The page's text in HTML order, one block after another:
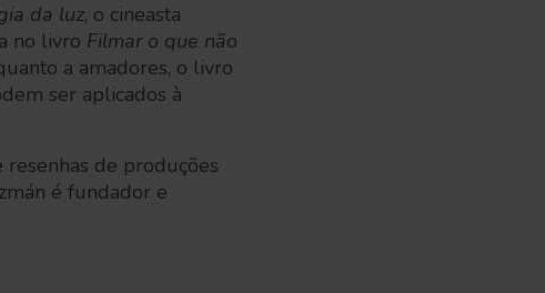
da luz, o cineasta
no livro Filmar o que não
a amadores, o livro
ser aplicados à
de produções
é fundador e